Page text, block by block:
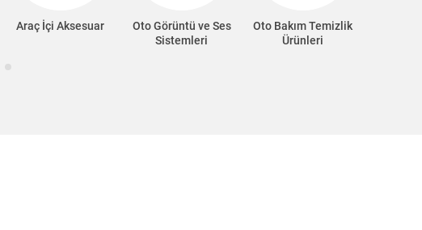
Araç İçi Aksesuar
Oto Görüntü ve Ses
Sistemleri
Oto Bakım Temizlik
Ürünleri